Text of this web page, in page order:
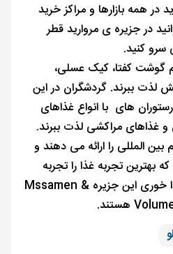
در همه بازارها و مراکز خرید
در جزیره ی مروارید قطر
سرو کنید.
گوشت کفتا، کیک عسلی،
لذت ببرند. گردشگران در این
های با انواع غذاهای
و غذاهای مراکشی لذت ببرند.
‌المللی را ارائه می ‌دهند و
بهترین تجربه غذا را تجربه
کنند. بهترین مکان‌ های غذا خوری این جزیره Mssamen &